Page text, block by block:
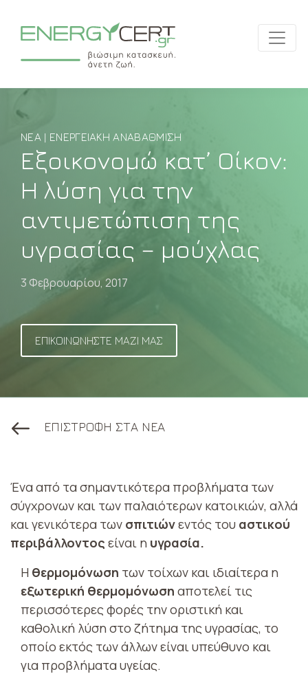
ΝΈΑ | ΕΝΕΡΓΕΙΑΚΉ ΑΝΑΒΆΘΜΙΣΗ
Εξοικονομώ κατ’ Οίκον:
Η λύση για την
αντιμετώπιση της
υγρασίας – μούχλας
3 Φεβρουαρίου, 2017
ΕΠΙΚΟΙΝΩΝΗΣΤΕ ΜΑΖΙ ΜΑΣ
ΕΠΙΣΤΡΟΦΗ ΣΤΑ ΝΕΑ
Ένα από τα σημαντικότερα προβλήματα των
σύγχρονων και των παλαιότερων κατοικιών, αλλά
και γενικότερα των σπιτιώνεντός του αστικού
περιβάλλοντος είναι η υγρασία.
Η θερμομόνωση των τοίχων και ιδιαίτερα η
εξωτερική θερμομόνωση αποτελεί τις
περισσότερες φορές την οριστική και
καθολική λύση στο ζήτημα της υγρασίας, το
οποίο εκτός των άλλων είναι υπεύθυνο και
για προβλήματα υγείας.